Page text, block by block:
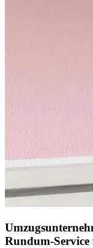
Rundum-Service